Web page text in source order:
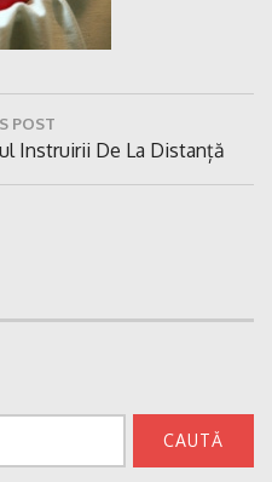
POST
Instruirii De La Distanță